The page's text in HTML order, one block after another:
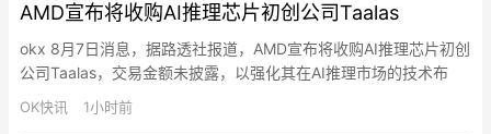
bStocks均获得…
AMD宣布将收购AI推理芯片初创公司Taalas
okx 8月7日消息，据路透社报道，AMD宣布将收购AI推理芯片初创
公司Taalas，交易金额未披露，以强化其在AI推理市场的技术布
局。AMD计划将Taalas技术整合至其加速器路线图，并开发基于
AMD Instinct GPU的系统级解决方案。Taalas成立于2023年，总
OK快讯 1小时前